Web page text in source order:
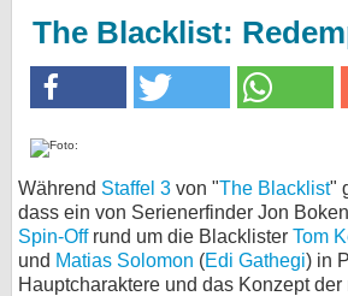
The Blacklist:
Während Staffel 3 von "The Blacklist"
dass ein von Serienerfinder Jon
Spin-Offrund um die Blacklister Tom
und Matias Solomon (Edi Gathegi) in
Hauptcharaktere und das Konzept
KULTUR
SERVICE
Forum